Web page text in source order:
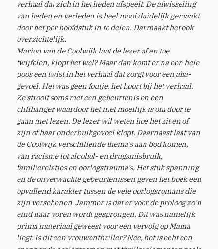
verhaal dat zich in het heden afspeelt. De afwisseling
van heden en verleden is heel mooi duidelijk gemaakt
door het per hoofdstuk in te delen. Dat maakt het ook
overzichtelijk.
Marion van de Coolwijk laat de lezer af en toe
twijfelen, klopt het wel? Maar dan komt er na een hele
poos een twist in het verhaal dat zorgt voor een aha-
gevoel. Het was geen foutje, het hoort bij het verhaal.
Ze strooit soms met een gebeurtenis en een
cliffhanger waardoor het niet moeilijk is om door te
gaan met lezen. De lezer wil weten hoe het zit en of
zijn of haar onderbuikgevoel klopt. Daarnaast laat van
de Coolwijk verschillende thema’s aan bod komen,
van racisme tot alcohol- en drugsmisbruik,
familierelaties en oorlogstrauma’s. Het stuk spanning
en de onverwachte gebeurtenissen geven het boek een
opvallend karakter tussen de vele oorlogsromans die
zijn verschenen. Jammer is dat er voor de proloog zo’n
eind naar voren wordt gesprongen. Dit was namelijk
prima materiaal geweest voor een vervolg op Mama
liegt. Is dit een vrouwenthriller? Nee, het is echt een